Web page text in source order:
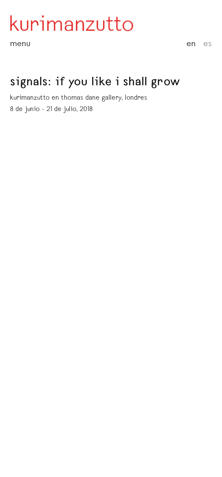
menu en es
signals: if you like i shall grow
kurimanzutto en thomas dane gallery, londres
8 de junio - 21 de julio, 2018